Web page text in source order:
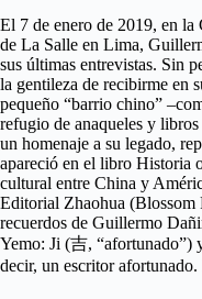
El 7 de enero de 2019, en
de La Salle en Lima,
sus últimas entrevistas. Sin
la gentileza de recibirme en
pequeño “barrio chino”
refugio de anaqueles y
un homenaje a su legado,
apareció en el libro Historia
cultural entre China y
Editorial Zhaohua (Blossom
recuerdos de Guillermo
Yemo: Ji (吉, “afortunado”)
decir, un escritor